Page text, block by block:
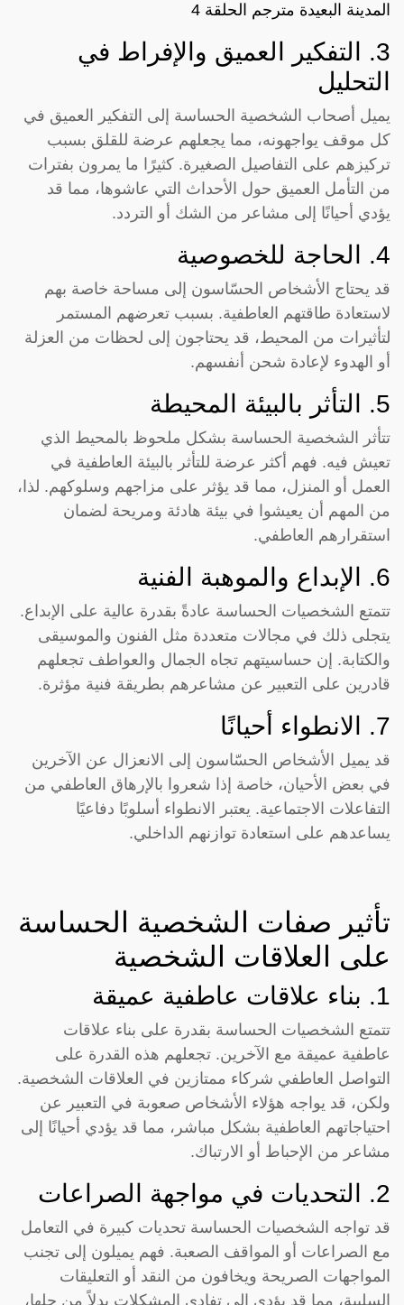
المدينة البعيدة مترجم الحلقة 4
3. التفكير العميق والإفراط في
التحليل
يميل أصحاب الشخصية الحساسة إلى التفكير العميق في
كل موقف يواجهونه، مما يجعلهم عرضة للقلق بسبب
تركيزهم على التفاصيل الصغيرة. كثيرًا ما يمرون بفترات
من التأمل العميق حول الأحداث التي عاشوها، مما قد
يؤدي أحيانًا إلى مشاعر من الشك أو التردد.
4. الحاجة للخصوصية
قد يحتاج الأشخاص الحسّاسون إلى مساحة خاصة بهم
لاستعادة طاقتهم العاطفية. بسبب تعرضهم المستمر
لتأثيرات من المحيط، قد يحتاجون إلى لحظات من العزلة
أو الهدوء لإعادة شحن أنفسهم.
5. التأثر بالبيئة المحيطة
تتأثر الشخصية الحساسة بشكل ملحوظ بالمحيط الذي
تعيش فيه. فهم أكثر عرضة للتأثر بالبيئة العاطفية في
العمل أو المنزل، مما قد يؤثر على مزاجهم وسلوكهم. لذا،
من المهم أن يعيشوا في بيئة هادئة ومريحة لضمان
استقرارهم العاطفي.
6. الإبداع والموهبة الفنية
تتمتع الشخصيات الحساسة عادةً بقدرة عالية على الإبداع.
يتجلى ذلك في مجالات متعددة مثل الفنون والموسيقى
والكتابة. إن حساسيتهم تجاه الجمال والعواطف تجعلهم
قادرين على التعبير عن مشاعرهم بطريقة فنية مؤثرة.
7. الانطواء أحيانًا
قد يميل الأشخاص الحسّاسون إلى الانعزال عن الآخرين
في بعض الأحيان، خاصة إذا شعروا بالإرهاق العاطفي من
التفاعلات الاجتماعية. يعتبر الانطواء أسلوبًا دفاعيًا
يساعدهم على استعادة توازنهم الداخلي.
تأثير صفات الشخصية الحساسة
على العلاقات الشخصية
1. بناء علاقات عاطفية عميقة
تتمتع الشخصيات الحساسة بقدرة على بناء علاقات
عاطفية عميقة مع الآخرين. تجعلهم هذه القدرة على
التواصل العاطفي شركاء ممتازين في العلاقات الشخصية.
ولكن، قد يواجه هؤلاء الأشخاص صعوبة في التعبير عن
احتياجاتهم العاطفية بشكل مباشر، مما قد يؤدي أحيانًا إلى
مشاعر من الإحباط أو الارتباك.
2. التحديات في مواجهة الصراعات
قد تواجه الشخصيات الحساسة تحديات كبيرة في التعامل
مع الصراعات أو المواقف الصعبة. فهم يميلون إلى تجنب
المواجهات الصريحة ويخافون من النقد أو التعليقات
السلبية، مما قد يؤدي إلى تفادي المشكلات بدلاً من حلها،